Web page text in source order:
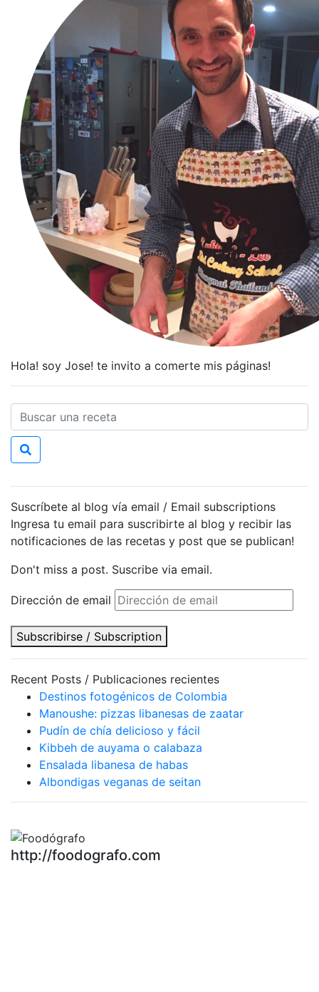
Hola! soy Jose! te invito a comerte mis páginas!
Suscríbete al blog vía email / Email subscriptions
Ingresa tu email para suscribirte al blog y recibir las
notificaciones de las recetas y post que se publican!
Don't miss a post. Suscribe via email.
Dirección de email
Subscribirse / Subscription
Recent Posts / Publicaciones recientes
Destinos fotogénicos de Colombia
Manoushe: pizzas libanesas de zaatar
Pudín de chía delicioso y fácil
Kibbeh de auyama o calabaza
Ensalada libanesa de habas
Albondigas veganas de seitan
http://foodografo.com